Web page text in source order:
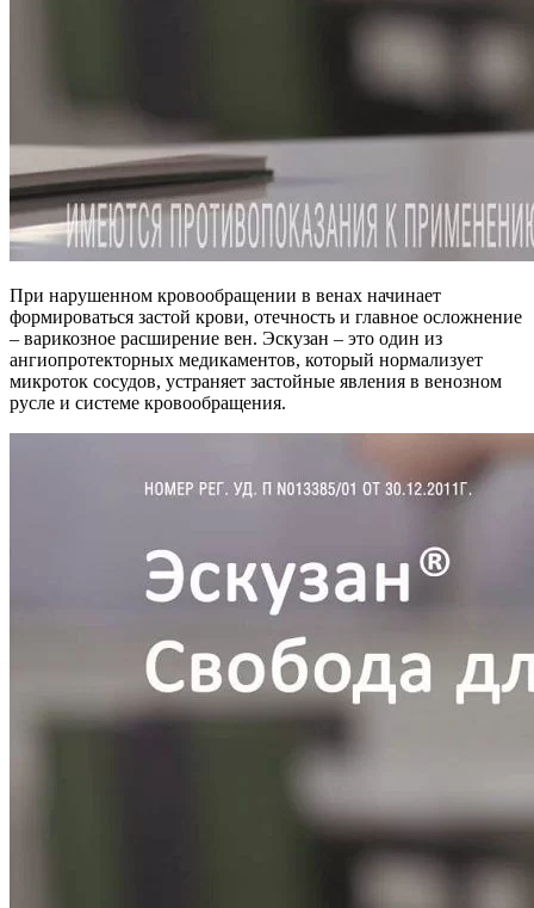
При нарушенном кровообращении в венах начинает
формироваться застой крови, отечность и главное осложнение
– варикозное расширение вен. Эскузан – это один из
ангиопротекторных медикаментов, который нормализует
микроток сосудов, устраняет застойные явления в венозном
русле и системе кровообращения.